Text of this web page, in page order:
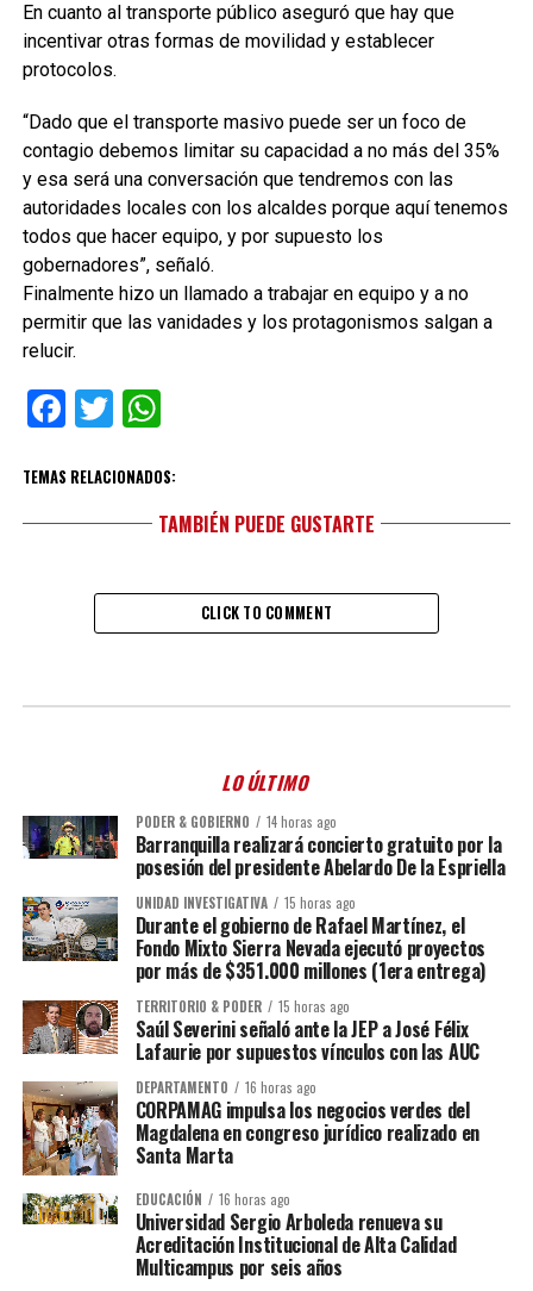
En cuanto al transporte público aseguró que hay que
incentivar otras formas de movilidad y establecer
protocolos.
“Dado que el transporte masivo puede ser un foco de
contagio debemos limitar su capacidad a no más del 35%
y esa será una conversación que tendremos con las
autoridades locales con los alcaldes porque aquí tenemos
todos que hacer equipo, y por supuesto los
gobernadores”, señaló.
Finalmente hizo un llamado a trabajar en equipo y a no
permitir que las vanidades y los protagonismos salgan a
relucir.
Facebook
Twitter
TEMAS RELACIONADOS:
TAMBIÉN PUEDE GUSTARTE
CLICK TO COMMENT
LO ÚLTIMO
PODER & GOBIERNO 14 horas ago
Barranquilla realizará concierto gratuito por la
posesión del presidente Abelardo De la Espriella
UNIDAD INVESTIGATIVA 15 horas ago
Durante el gobierno de Rafael Martínez, el
Fondo Mixto Sierra Nevada ejecutó proyectos
por más de $351.000 millones (1era entrega)
TERRITORIO & PODER 15 horas ago
Saúl Severini señaló ante la JEP a José Félix
Lafaurie por supuestos vínculos con las AUC
DEPARTAMENTO 16 horas ago
CORPAMAG impulsa los negocios verdes del
Magdalena en congreso jurídico realizado en
Santa Marta
EDUCACIÓN 16 horas ago
Universidad Sergio Arboleda renueva su
Acreditación Institucional de Alta Calidad
Multicampus por seis años